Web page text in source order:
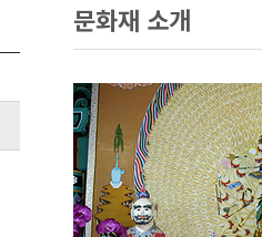
문화재 소개